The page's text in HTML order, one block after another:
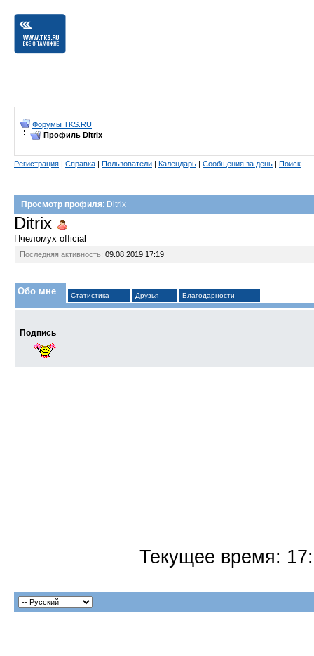
Форумы TKS.RU
Профиль Ditrix
Регистрация | Справка | Пользователи | Календарь | Сообщения за день | Поиск
Просмотр профиля: Ditrix
Ditrix
Пчеломух official
Последняя активность: 09.08.2019 17:19
Обо мне Статистика Друзья Благодарности
Подпись
Текущее время: